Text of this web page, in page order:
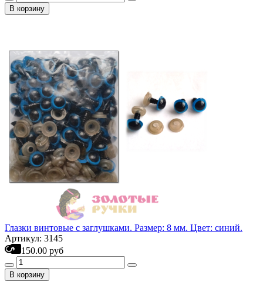
В корзину
Глазки винтовые с заглушками. Размер: 8 мм. Цвет: синий.
Артикул: 3145
150.00 руб
В корзину